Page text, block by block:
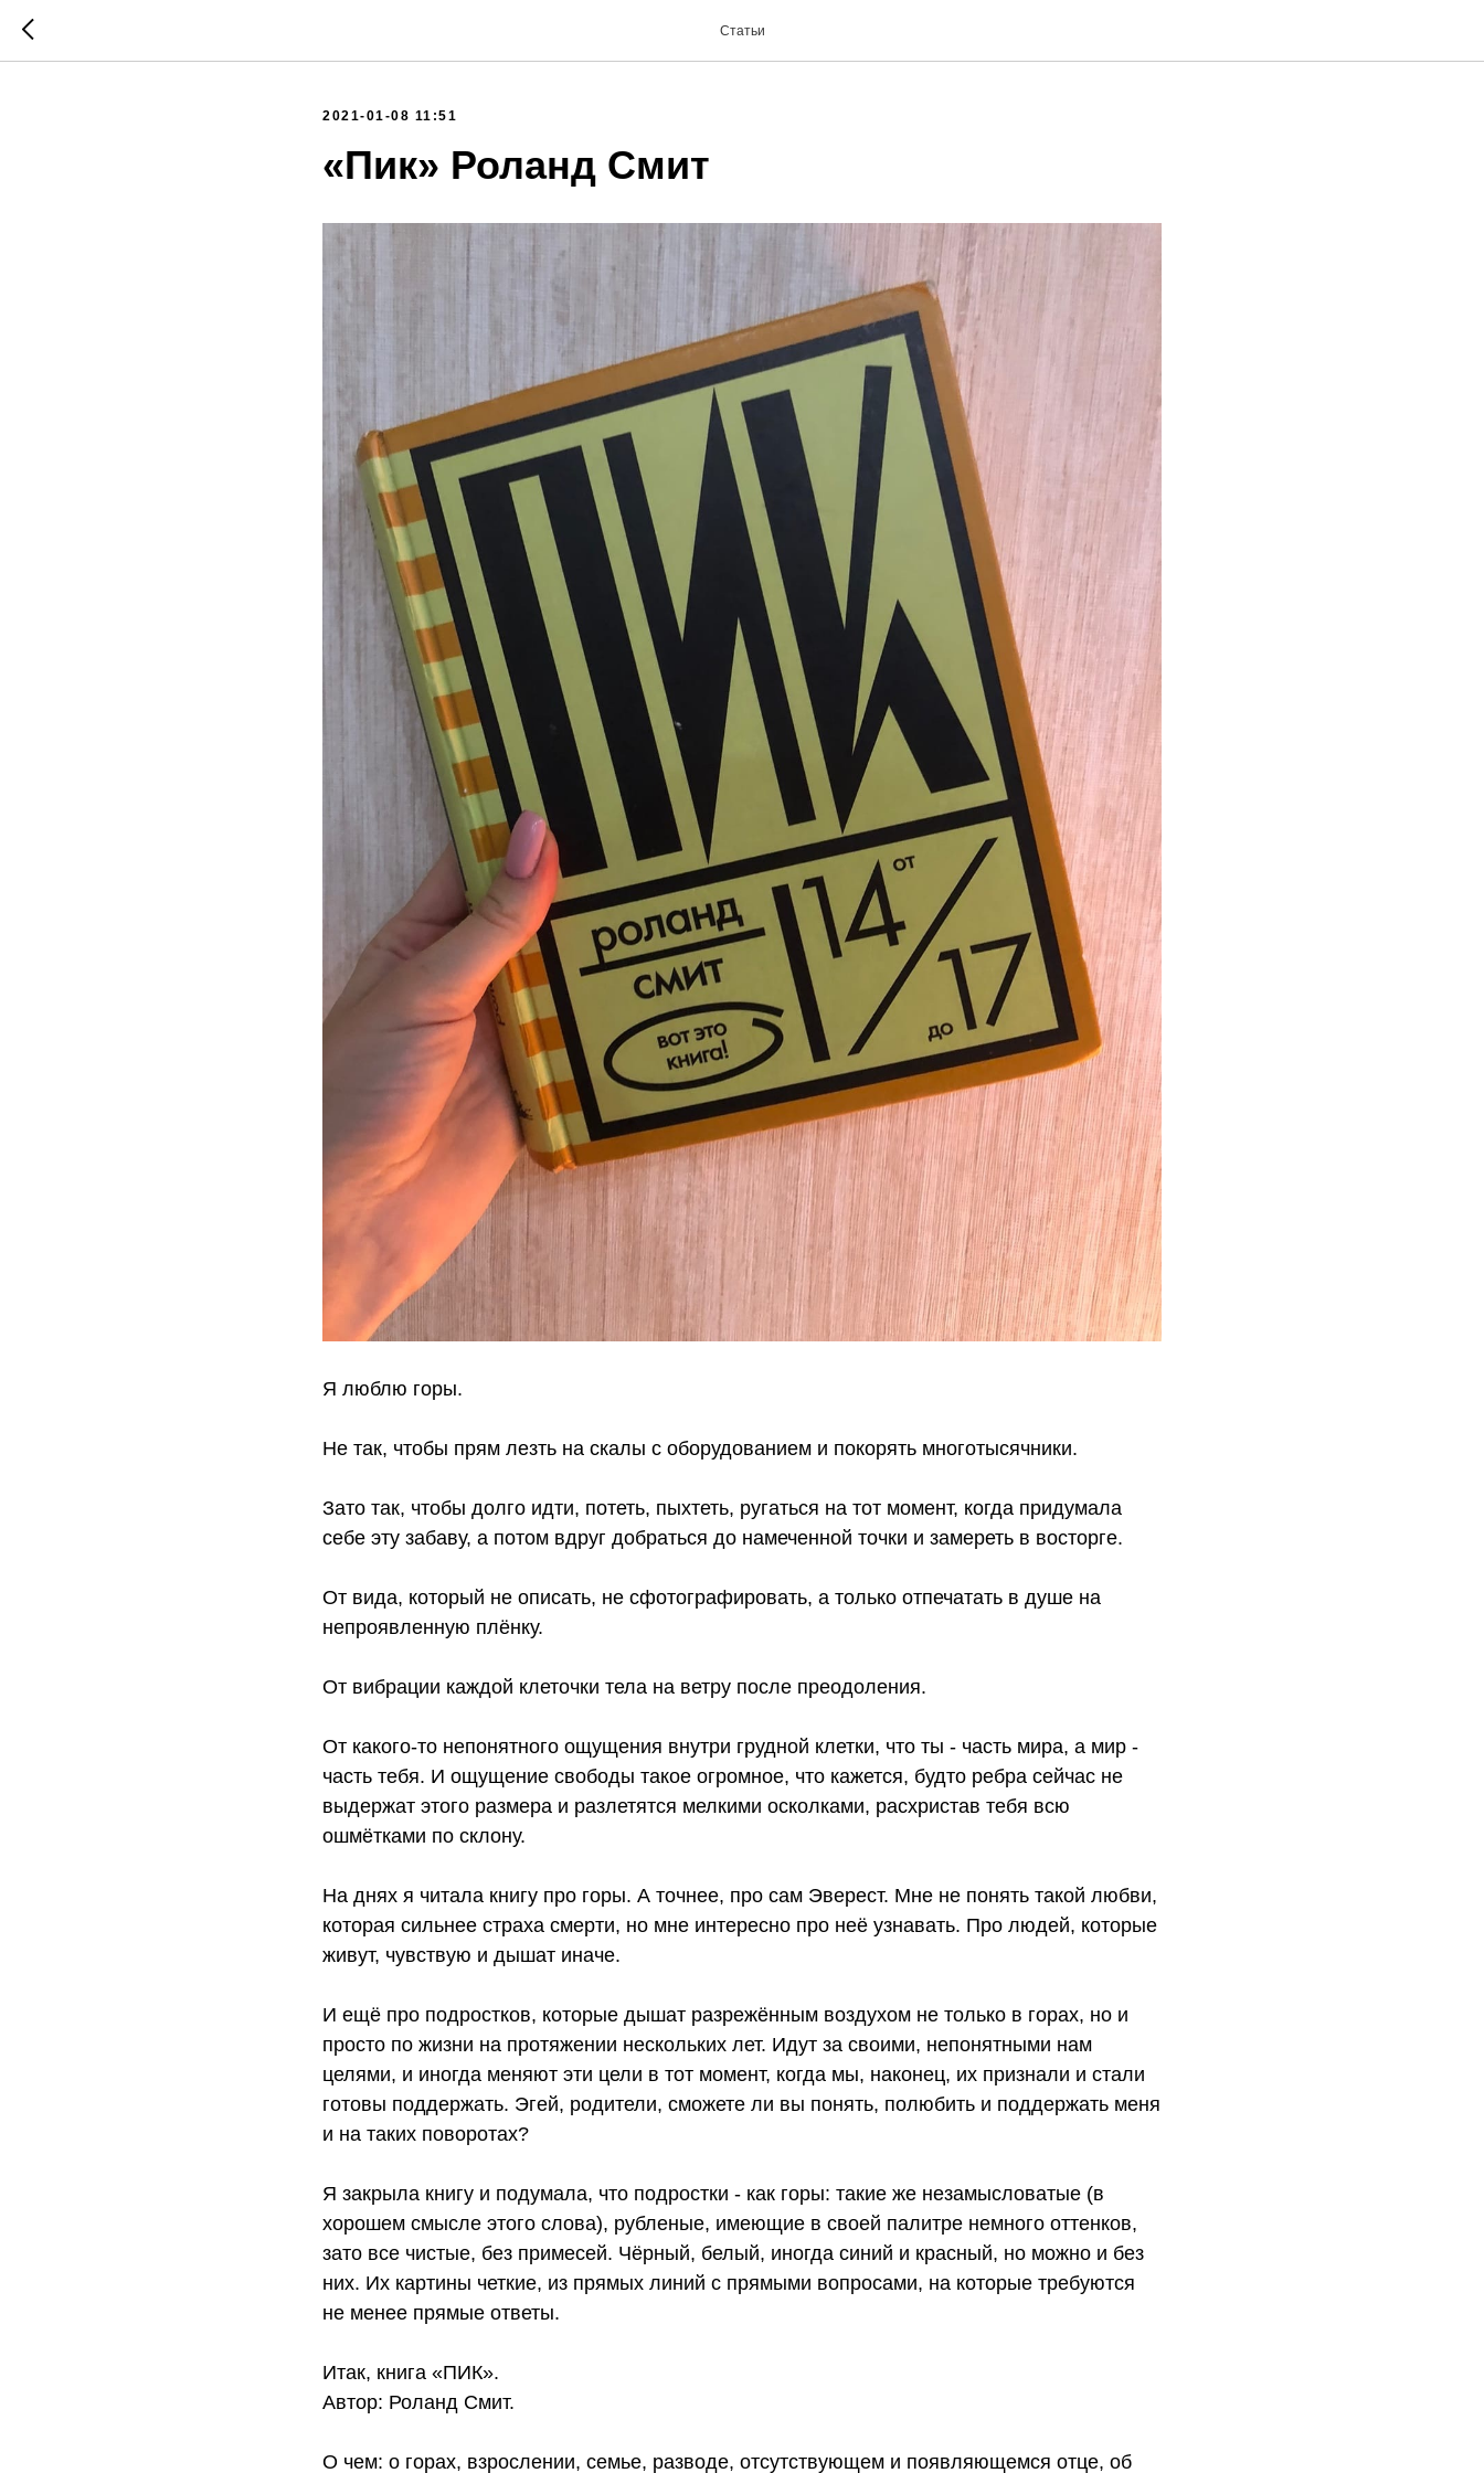
Статьи
2021-01-08 11:51
«Пик» Роланд Смит
Я люблю горы.
Не так, чтобы прям лезть на скалы с оборудованием и покорять многотысячники.
Зато так, чтобы долго идти, потеть, пыхтеть, ругаться на тот момент, когда придумала
себе эту забаву, а потом вдруг добраться до намеченной точки и замереть в восторге.
От вида, который не описать, не сфотографировать, а только отпечатать в душе на
непроявленную плёнку.
От вибрации каждой клеточки тела на ветру после преодоления.
От какого-то непонятного ощущения внутри грудной клетки, что ты - часть мира, а мир -
часть тебя. И ощущение свободы такое огромное, что кажется, будто ребра сейчас не
выдержат этого размера и разлетятся мелкими осколками, расхристав тебя всю
ошмётками по склону.
На днях я читала книгу про горы. А точнее, про сам Эверест. Мне не понять такой любви,
которая сильнее страха смерти, но мне интересно про неё узнавать. Про людей, которые
живут, чувствую и дышат иначе.
И ещё про подростков, которые дышат разрежённым воздухом не только в горах, но и
просто по жизни на протяжении нескольких лет. Идут за своими, непонятными нам
целями, и иногда меняют эти цели в тот момент, когда мы, наконец, их признали и стали
готовы поддержать. Эгей, родители, сможете ли вы понять, полюбить и поддержать меня
и на таких поворотах?
Я закрыла книгу и подумала, что подростки - как горы: такие же незамысловатые (в
хорошем смысле этого слова), рубленые, имеющие в своей палитре немного оттенков,
зато все чистые, без примесей. Чёрный, белый, иногда синий и красный, но можно и без
них. Их картины четкие, из прямых линий с прямыми вопросами, на которые требуются
не менее прямые ответы.
Итак, книга «ПИК».
Автор: Роланд Смит.
О чем: о горах, взрослении, семье, разводе, отсутствующем и появляющемся отце, об